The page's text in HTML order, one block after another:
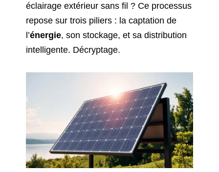
éclairage extérieur sans fil ? Ce processus
repose sur trois piliers : la captation de
l’énergie, son stockage, et sa distribution
intelligente. Décryptage.